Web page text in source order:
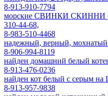
8-913-910-7794
морские СВИНКИ СКИННИ
310-44-68,
8-983-510-4468
надежный, верный, мохнатый
8-906-994-8119
найден домашний белый
8-913-476-0236
найден кот белый с серым
8-913-957-9838